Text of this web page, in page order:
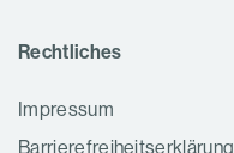
Rechtliches
Impressum
Barrierefreiheitserklärung